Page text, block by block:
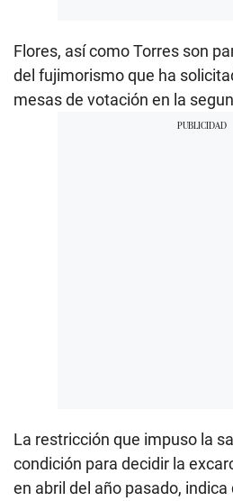
Flores, así como Torres son
del fujimorismo que ha
mesas de votación en la
La restricción que impuso la
condición para decidir la
en abril del año pasado,